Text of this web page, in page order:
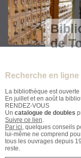
de
Recherche en
La bibliothèque est
En juillet et en août la
RENDEZ-VOUS
Un catalogue de doubles
Suivre ce lien.
Par ici, quelques conseils
lui-même ne comprend
tous les ouvrages depuis
reste.